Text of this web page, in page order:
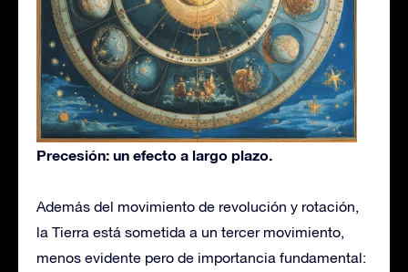
Precesión: un efecto a largo plazo.
Además del movimiento de revolución y rotación,
la Tierra está sometida a un tercer movimiento,
menos evidente pero de importancia fundamental: